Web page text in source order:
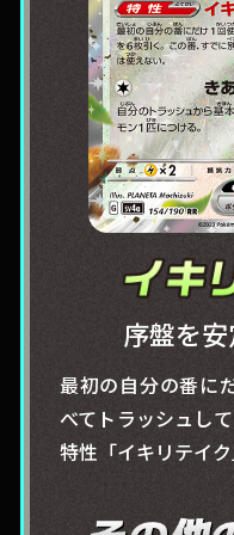
序盤を
最初の自分の番に
べてトラッシュし
特性「イキリテイク